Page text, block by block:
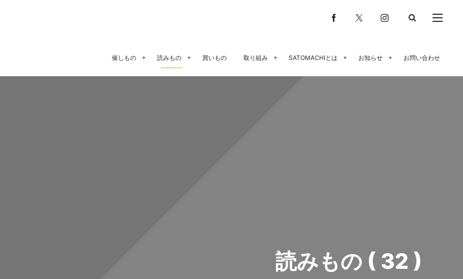
催しもの 読みもの 買いもの 取り組み SATOMACHIとは お知らせ お問い合わせ
読みもの ( 32 )